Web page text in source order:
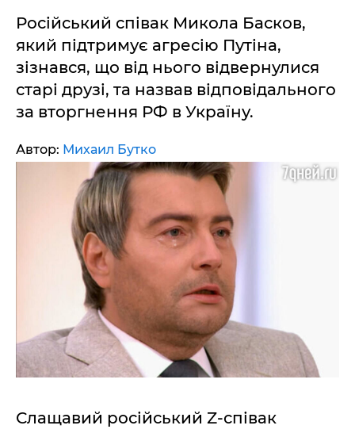
Російський співак Микола Басков,
який підтримує агресію Путіна,
зізнався, що від нього відвернулися
старі друзі, та назвав відповідального
за вторгнення РФ в Україну.
Автор: Михаил Бутко
Слащавий російський Z-співак